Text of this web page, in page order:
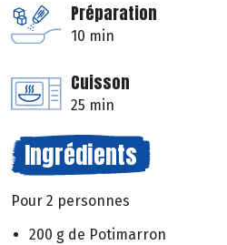
Préparation
10 min
Cuisson
25 min
Ingrédients
Pour 2 personnes
200 g de Potimarron